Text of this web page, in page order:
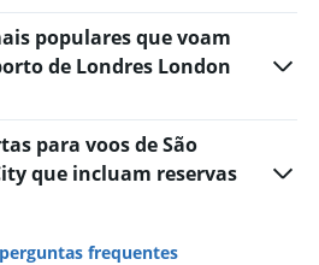
populares que voam
de Londres London
para voos de São
que incluam reservas
frequentes